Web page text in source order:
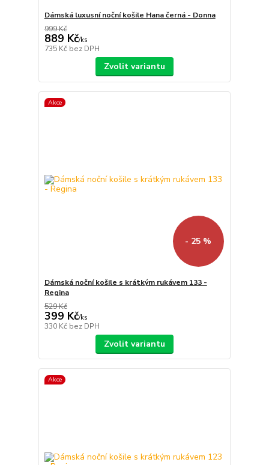
Dámská luxusní noční košile Hana černá - Donna
999 Kč
889 Kč/ks
735 Kč bez DPH
Zvolit variantu
Akce
- 25 %
Dámská noční košile s krátkým rukávem 133 -
Regina
529 Kč
399 Kč/ks
330 Kč bez DPH
Zvolit variantu
Akce